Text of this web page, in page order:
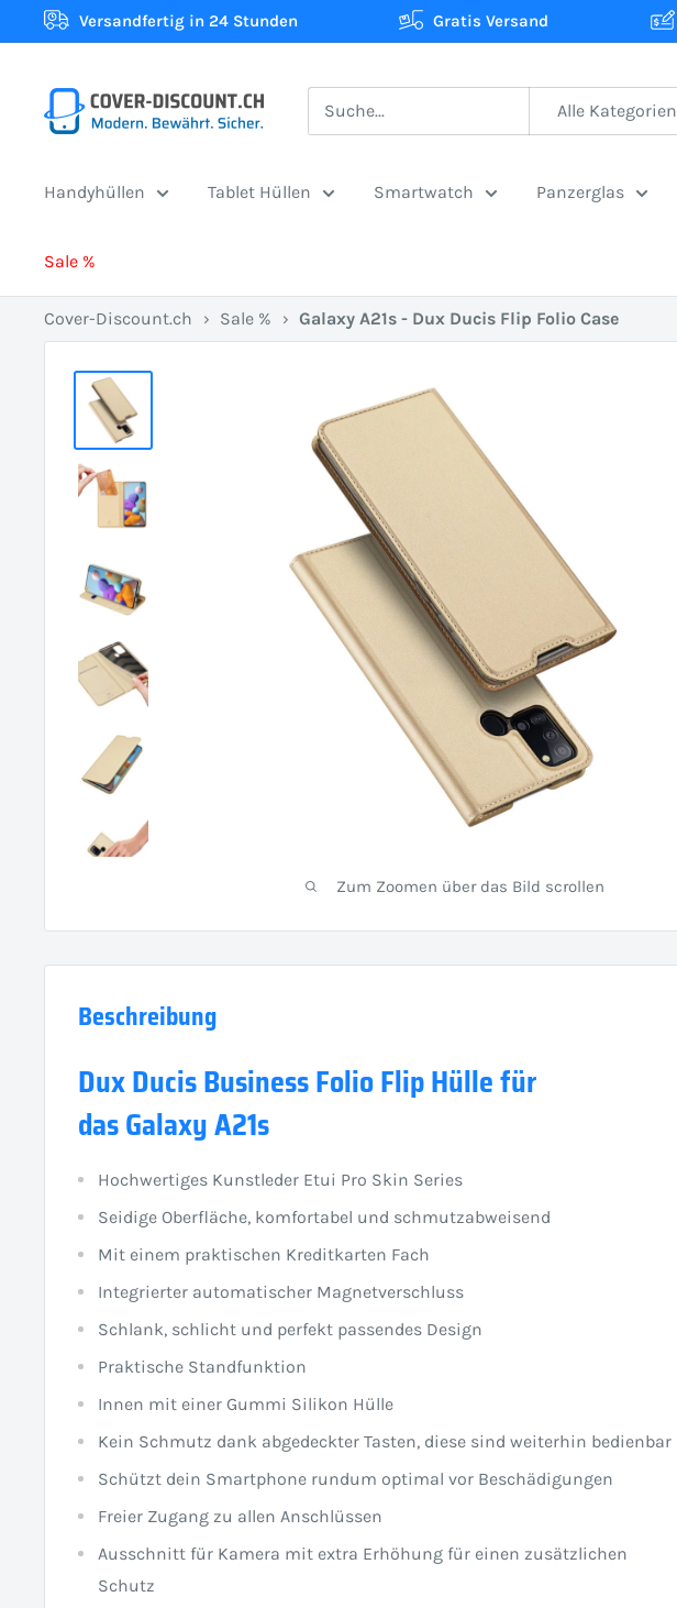
Direkt
zum
Versandfertig in 24 Stunden Gratis Versand
Cover-
Discount.ch:
Onlineshop
der
Schweiz
für
besten
Preis
Alle Kategorien
Handyhüllen Tablet Hüllen Smartwatch Panzerglas
Sale %
Cover-Discount.ch › Sale % › Galaxy A21s - Dux Ducis Flip Folio Case
Zum Zoomen über das Bild scrollen
Beschreibung
Dux Ducis Business Folio Flip Hülle für
das Galaxy A21s
Hochwertiges Kunstleder Etui Pro Skin Series
Seidige Oberfläche, komfortabel und schmutzabweisend
Mit einem praktischen Kreditkarten Fach
Integrierter automatischer Magnetverschluss
Schlank, schlicht und perfekt passendes Design
Praktische Standfunktion
Innen mit einer Gummi Silikon Hülle
Kein Schmutz dank abgedeckter Tasten, diese sind weiterhin bedienbar
Schützt dein Smartphone rundum optimal vor Beschädigungen
Freier Zugang zu allen Anschlüssen
Ausschnitt für Kamera mit extra Erhöhung für einen zusätzlichen
Schutz